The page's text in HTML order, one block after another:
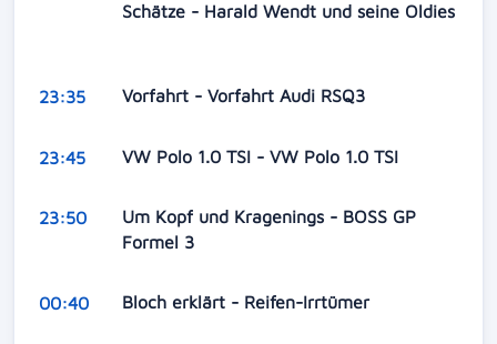
Schätze - Harald Wendt und seine Oldies
23:35 Vorfahrt - Vorfahrt Audi RSQ3
23:45 VW Polo 1.0 TSI - VW Polo 1.0 TSI
23:50
Um Kopf und Kragenings - BOSS GP
Formel 3
00:40 Bloch erklärt - Reifen-Irrtümer